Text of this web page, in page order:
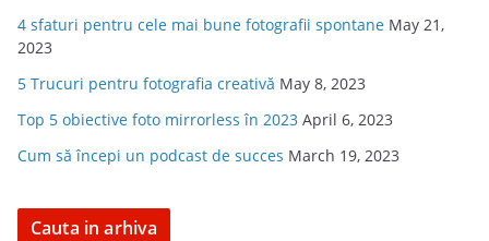
4 sfaturi pentru cele mai bune fotografii spontane May 21,
2023
5 Trucuri pentru fotografia creativă May 8, 2023
Top 5 obiective foto mirrorless în 2023 April 6, 2023
Cum să începi un podcast de succes March 19, 2023
Cauta in arhiva